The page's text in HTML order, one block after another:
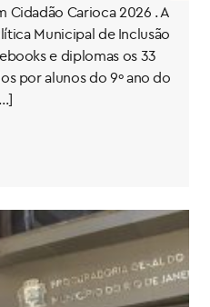
Cidadão Carioca 2026 . A
Municipal de Inclusão
e diplomas os 33
por alunos do 9º ano do